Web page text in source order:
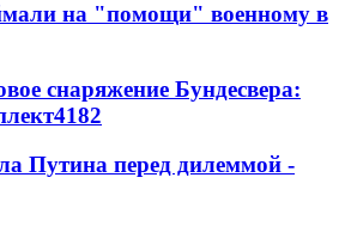
на "помощи" военному в
снаряжение Бундесвера:
4182
Путина перед дилеммой -